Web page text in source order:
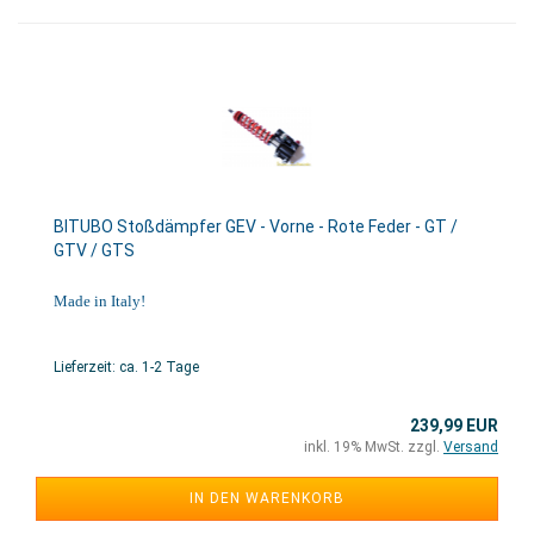
BITUBO Stoßdämpfer GEV - Vorne - Rote Feder - GT /
GTV / GTS
Made in Italy!
Lieferzeit: ca. 1-2 Tage
239,99 EUR
inkl. 19% MwSt. zzgl. Versand
IN DEN WARENKORB